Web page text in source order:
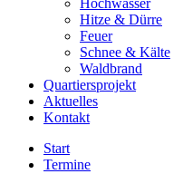
Hochwasser
Hitze & Dürre
Feuer
Schnee & Kälte
Waldbrand
Quartiersprojekt
Aktuelles
Kontakt
Start
Termine